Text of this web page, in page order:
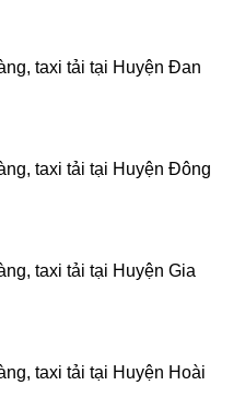
taxi tải tại Huyện Đan
taxi tải tại Huyện Đông
taxi tải tại Huyện Gia
taxi tải tại Huyện Hoài